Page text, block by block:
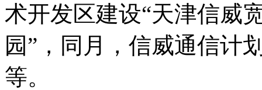
术开发区建设“天津信威
园”，同月，信威通信计
等。